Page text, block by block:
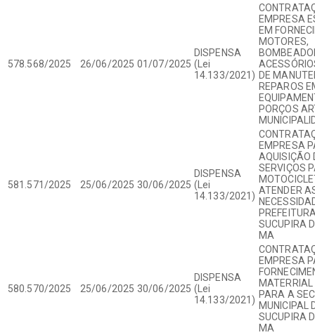
578.568/2025 26/06/2025 01/07/2025
DISPENSA
(Lei
14.133/2021)
EMPRESA
EM
MOTORES,
DE
REPAROS
PORÇOS
581.571/2025 25/06/2025 30/06/2025
DISPENSA
(Lei
14.133/2021)
EMPRESA
AQUISIÇÃO
SERVIÇOS
ATENDER
SUCUPIRA
MA
580.570/2025 25/06/2025 30/06/2025
DISPENSA
(Lei
14.133/2021)
EMPRESA
MATERRIAL
PARA A
MUNICIPAL
SUCUPIRA
MA